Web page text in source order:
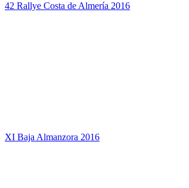
42 Rallye Costa de Almería 2016
XI Baja Almanzora 2016